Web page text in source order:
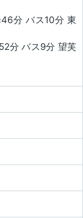
46分 バス10分 東
分 バス9分 望芙